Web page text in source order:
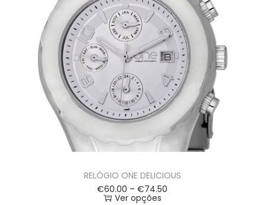
RELÓGIO ONE DELICIOUS
€60.00 – €74.50
Ver opções